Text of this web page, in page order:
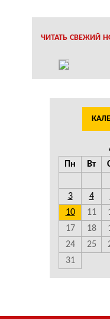
ЧИТАТЬ СВЕЖИЙ
Пн
Вт
3
4
10
11
17
18
24
25
31